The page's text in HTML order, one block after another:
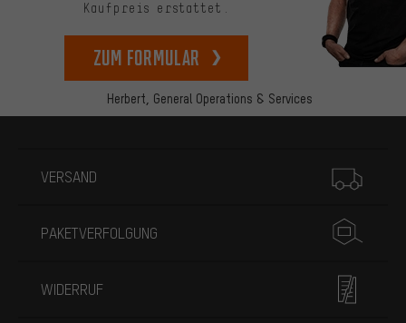
Herbert, General Operations & Services
Kaufpreis erstattet.
zum Formular
VERSAND
PAKETVERFOLGUNG
WIDERRUF